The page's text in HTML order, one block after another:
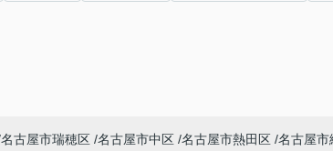
名古屋市瑞穂区 名古屋市中区 名古屋市熱田区 名古屋市